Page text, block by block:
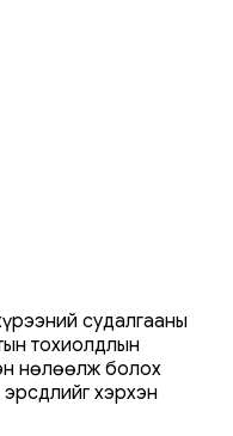
судалгааны
тохиолдлын
нөлөөлж болох
хэрхэн